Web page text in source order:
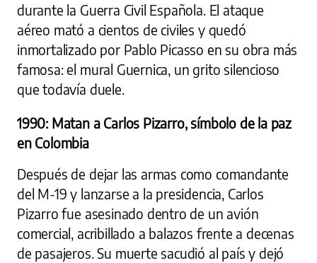
durante la Guerra Civil Española. El ataque
aéreo mató a cientos de civiles y quedó
inmortalizado por Pablo Picasso en su obra más
famosa: el mural Guernica, un grito silencioso
que todavía duele.
1990: Matan a Carlos Pizarro, símbolo de la paz
en Colombia
Después de dejar las armas como comandante
del M-19 y lanzarse a la presidencia, Carlos
Pizarro fue asesinado dentro de un avión
comercial, acribillado a balazos frente a decenas
de pasajeros. Su muerte sacudió al país y dejó